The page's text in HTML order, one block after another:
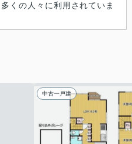
くの人々に利用されていま
中古一戸建